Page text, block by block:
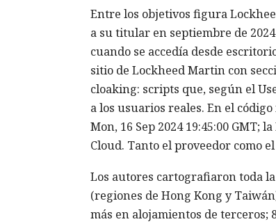
Entre los objetivos figura
a su titular en septiembre de
cuando se accedía desde
sitio de Lockheed Martin con
cloaking: scripts que, según el
a los usuarios reales. En el
Mon, 16 Sep 2024 19:45:00 GMT;
Cloud. Tanto el proveedor como
Los autores cartografiaron toda
(regiones de Hong Kong y
más en alojamientos de terceros;